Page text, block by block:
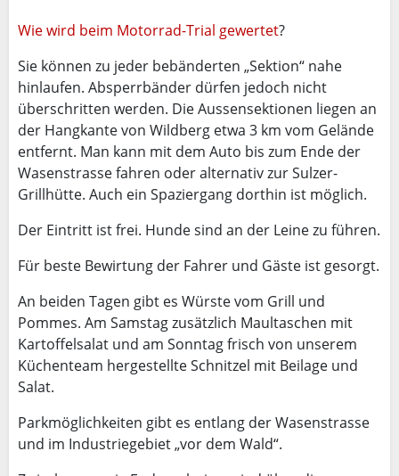
Wie wird beim Motorrad-Trial gewertet?
Sie können zu jeder bebänderten „Sektion“ nahe
hinlaufen. Absperrbänder dürfen jedoch nicht
überschritten werden. Die Aussensektionen liegen an
der Hangkante von Wildberg etwa 3 km vom Gelände
entfernt. Man kann mit dem Auto bis zum Ende der
Wasenstrasse fahren oder alternativ zur Sulzer-
Grillhütte. Auch ein Spaziergang dorthin ist möglich.
Der Eintritt ist frei. Hunde sind an der Leine zu führen.
Für beste Bewirtung der Fahrer und Gäste ist gesorgt.
An beiden Tagen gibt es Würste vom Grill und
Pommes. Am Samstag zusätzlich Maultaschen mit
Kartoffelsalat und am Sonntag frisch von unserem
Küchenteam hergestellte Schnitzel mit Beilage und
Salat.
Parkmöglichkeiten gibt es entlang der Wasenstrasse
und im Industriegebiet „vor dem Wald“.